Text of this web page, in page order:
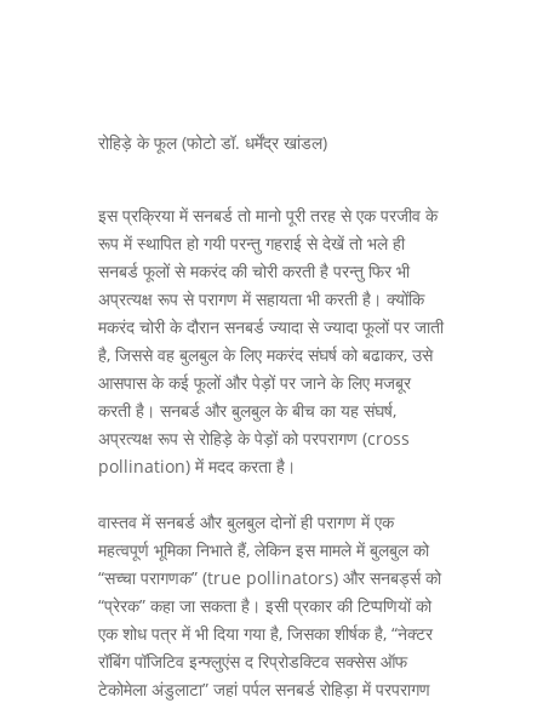
रोहिड़े के फूल (फोटो डॉ. धर्मेंद्र खांडल)
इस प्रक्रिया में सनबर्ड तो मानो पूरी तरह से एक परजीव के
रूप में स्थापित हो गयी परन्तु गहराई से देखें तो भले ही
सनबर्ड फूलों से मकरंद की चोरी करती है परन्तु फिर भी
अप्रत्यक्ष रूप से परागण में सहायता भी करती है। क्योंकि
मकरंद चोरी के दौरान सनबर्ड ज्यादा से ज्यादा फूलों पर जाती
है, जिससे वह बुलबुल के लिए मकरंद संघर्ष को बढाकर, उसे
आसपास के कई फूलों और पेड़ों पर जाने के लिए मजबूर
करती है। सनबर्ड और बुलबुल के बीच का यह संघर्ष,
अप्रत्यक्ष रूप से रोहिड़े के पेड़ों को परपरागण (cross
pollination) में मदद करता है।
वास्तव में सनबर्ड और बुलबुल दोनों ही परागण में एक
महत्वपूर्ण भूमिका निभाते हैं, लेकिन इस मामले में बुलबुल को
“सच्चा परागणक” (true pollinators) और सनबर्ड्स को
“प्रेरक” कहा जा सकता है। इसी प्रकार की टिप्पणियों को
एक शोध पत्र में भी दिया गया है, जिसका शीर्षक है, “नेक्टर
रॉबिंग पॉजिटिव इन्फ्लुएंस द रिप्रोडक्टिव सक्सेस ऑफ
टेकोमेला अंडुलाटा” जहां पर्पल सनबर्ड रोहिड़ा में परपरागण